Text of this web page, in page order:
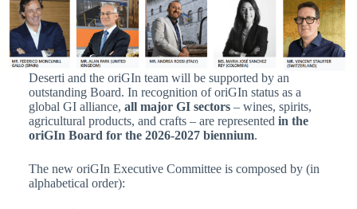
Deserti and the oriGIn team will be supported by an
outstanding Board. In recognition of oriGIn status as a
global GI alliance, all major GI sectors– wines, spirits,
agricultural products, and crafts – are represented in the
oriGIn Board for the 2026-2027 biennium.
The new oriGIn Executive Committee is composed by (in
alphabetical order):